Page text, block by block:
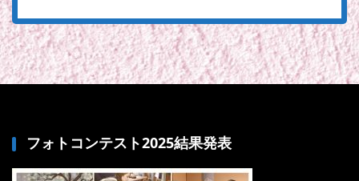
フォトコンテスト2025結果発表